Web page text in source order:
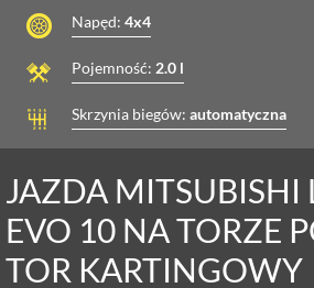
Napęd: 4x4
Pojemność: 2.0 l
Skrzynia biegów: automatyczna
JAZDA MITSUBISHI
EVO 10 NA TORZE
TOR KARTINGOWY